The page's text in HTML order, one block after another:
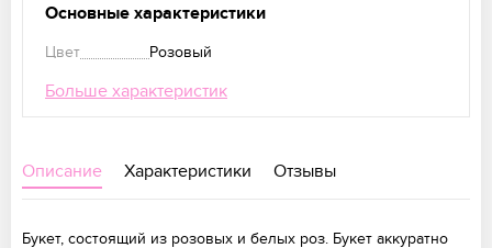
Основные характеристики
Цвет Розовый
Больше характеристик
Описание Характеристики Отзывы
Букет, состоящий из розовых и белых роз. Букет аккуратно